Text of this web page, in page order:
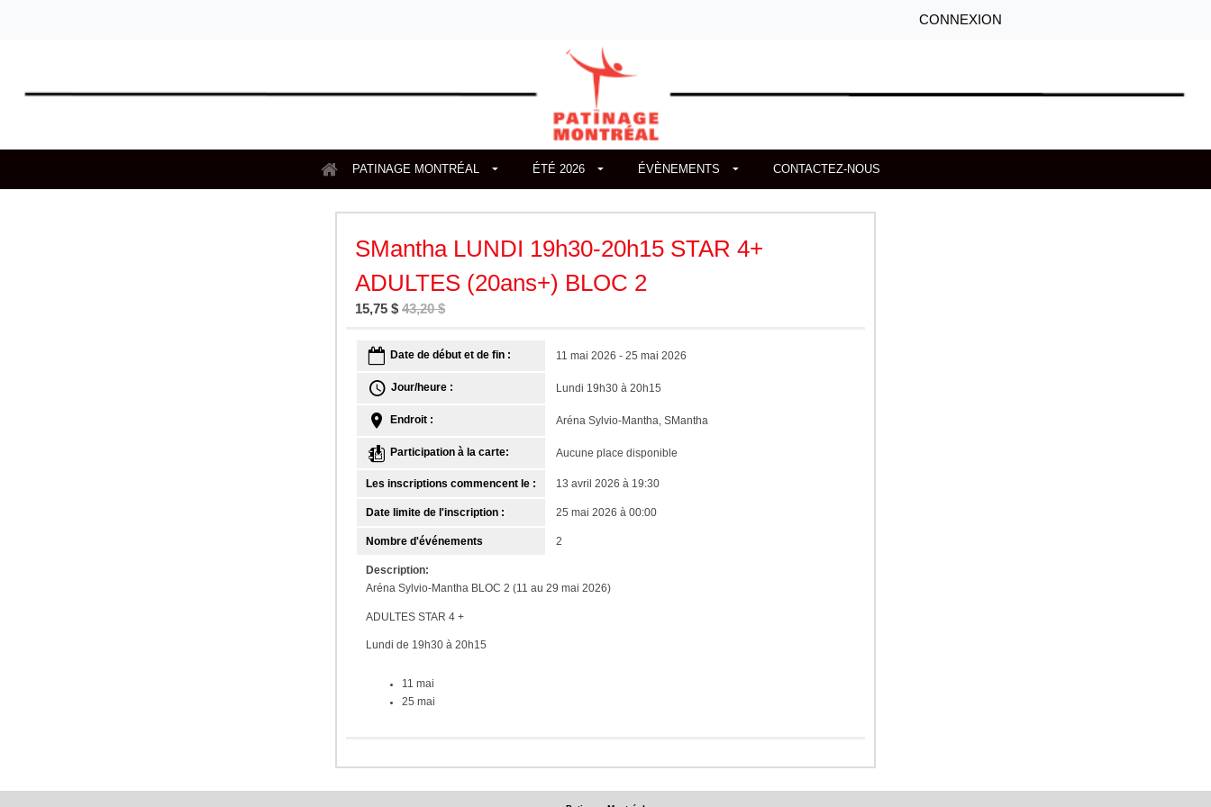
CONNEXION
PATINAGE MONTRÉAL ÉTÉ 2026 ÉVÈNEMENTS CONTACTEZ-NOUS
SMantha LUNDI 19h30-20h15 STAR 4+
ADULTES (20ans+) BLOC 2
15,75 $ 43,20 $
Date de début et de fin : 11 mai 2026 - 25 mai 2026
Jour/heure : Lundi 19h30 à 20h15
Endroit : Aréna Sylvio-Mantha, SMantha
Participation à la carte: Aucune place disponible
Les inscriptions commencent le : 13 avril 2026 à 19:30
Date limite de l'inscription : 25 mai 2026 à 00:00
Nombre d'événements 2
Description:
Aréna Sylvio-Mantha BLOC 2 (11 au 29 mai 2026)
ADULTES STAR 4 +
Lundi de 19h30 à 20h15
11 mai
25 mai